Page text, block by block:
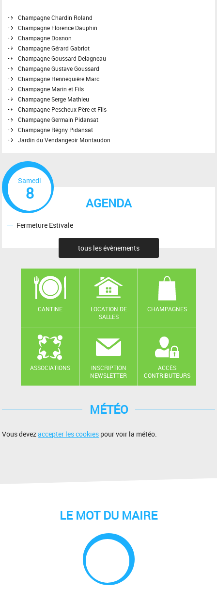
Champagne Chardin Roland
Champagne Florence Dauphin
Champagne Dosnon
Champagne Gérard Gabriot
Champagne Goussard Delagneau
Champagne Gustave Goussard
Champagne Hennequière Marc
Champagne Marin et Fils
Champagne Serge Mathieu
Champagne Pescheux Père et Fils
Champagne Germain Pidansat
Champagne Régny Pidansat
Jardin du Vendangeoir Montaudon
AGENDA
Samedi
8
Fermeture Estivale
tous les évènements
CANTINE
LOCATION DE
SALLES
CHAMPAGNES
ASSOCIATIONS
INSCRIPTION
NEWSLETTER
ACCÈS
CONTRIBUTEURS
MÉTÉO
Vous devezaccepter les cookies pour voir la météo.
LE MOT DU MAIRE